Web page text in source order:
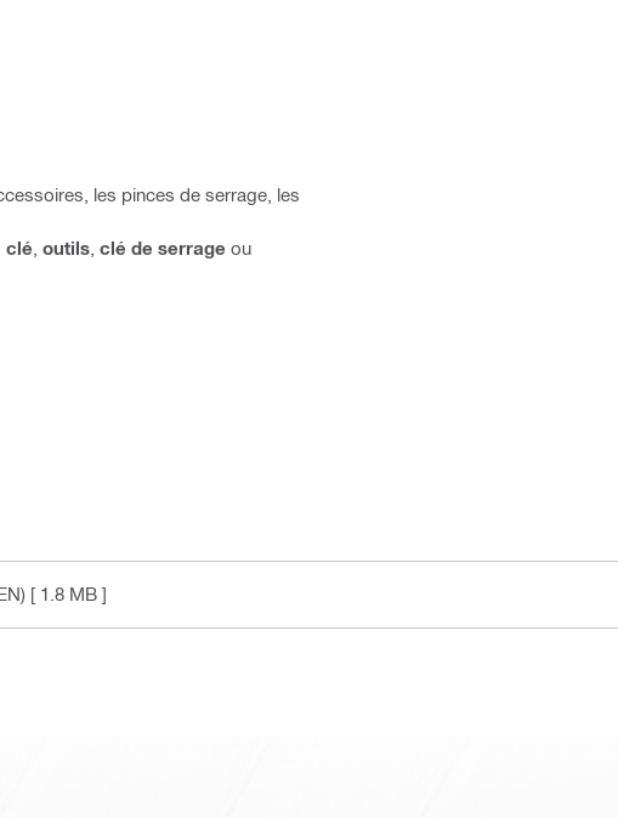
les pinces de serrage, les
clé outils clé de serrage ou
[ 1.8 MB ]